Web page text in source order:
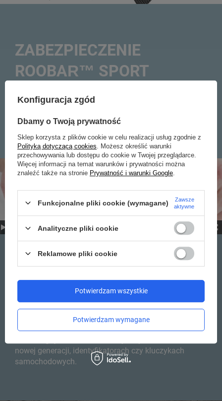
ZABEZPIECZENIE
ROOBAR™ SPORT
manipulacji palcami. Łączy się z możliwością
zamknięcia na kłódkę bagażową. (sprawdzić czy na
kłódkę)
MATERIAŁ BLOKUJĄCY
RFIDSAFE™
Materiał blokujący fale radiowe o częstotliwości
10MHz - 3GHz. wykorzystywane w dokumentach z
nowej generacji, identyfikatorach czy kluczykach
samochodowych.
Konfiguracja zgód
Dbamy o Twoją prywatność
Sklep korzysta z plików cookie w celu realizacji usług zgodnie z
Polityką dotyczącą cookies . Możesz określić warunki
przechowywania lub dostępu do cookie w Twojej przeglądarce.
Więcej informacji na temat warunków i prywatności można
znaleźć także na stronie Prywatność i warunki Google
Funkcjonalne pliki cookie (wymagane)
Zawsze
aktywne
Analityczne pliki cookie
Reklamowe pliki cookie
Potwierdzam wymagane
Potwierdzam wszystkie